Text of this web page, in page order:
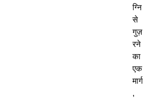
ग्नि
से
गुज़
रने
का
एक
मार्ग
,